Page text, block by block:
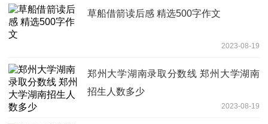
草船借箭读后感 精选500字作文
2023-08-19
郑州大学湖南录取分数线 郑州大学湖南
招生人数多少
2023-08-19